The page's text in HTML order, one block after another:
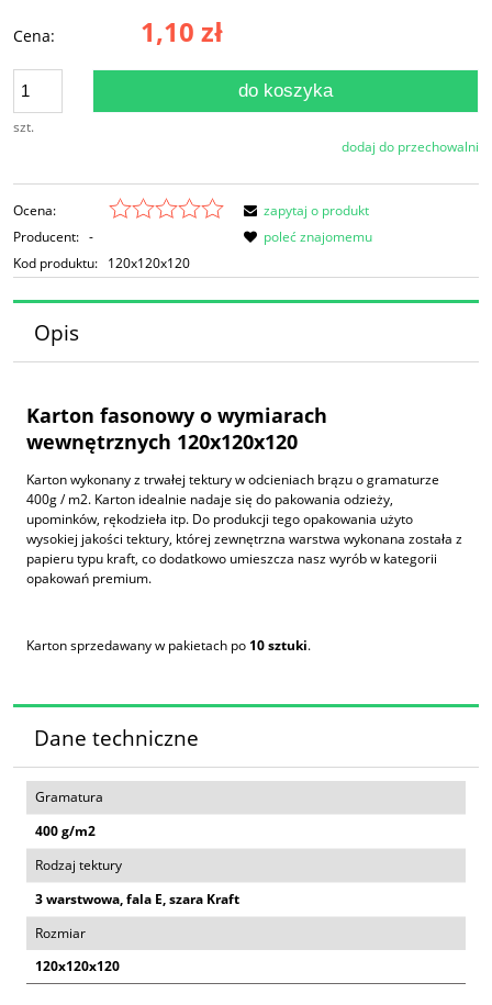
Cena: 1,10 zł
szt.
do koszyka
dodaj do przechowalni
Ocena:
Producent: -
Kod produktu: 120x120x120
zapytaj o produkt
poleć znajomemu
Opis
Karton fasonowy o wymiarach
wewnętrznych 120x120x120
Karton wykonany z trwałej tektury w odcieniach brązu o gramaturze
400g / m2. Karton idealnie nadaje się do pakowania odzieży,
upominków, rękodzieła itp. Do produkcji tego opakowania użyto
wysokiej jakości tektury, której zewnętrzna warstwa wykonana została z
papieru typu kraft, co dodatkowo umieszcza nasz wyrób w kategorii
opakowań premium.
Karton sprzedawany w pakietach po 10 sztuki.
Dane techniczne
Gramatura
400 g/m2
Rodzaj tektury
3 warstwowa, fala E, szara Kraft
Rozmiar
120x120x120